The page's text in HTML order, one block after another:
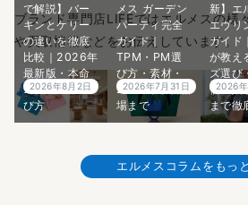
ブランド専門店LIFEではエルメスの様
や買取情報などをお伝えしています。
で解説】バー
キンとケリー
の違いを徹底
比較｜2026年
最新版・本命
エルメスの選
び方
2026年8月2日
メス ガーデン
パーティ完全
ガイド｜
TPM・PM選
び方・素材・
2026年最新相
場まで
2026年7月31日
新】エ
エヴリ
ガイド
が教え
ズ選び
価・入
まで徹
2026
エルメスコラムをもっ